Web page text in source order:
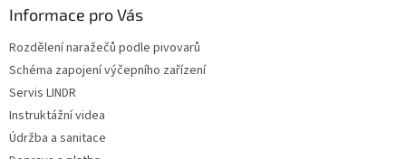
Informace pro Vás
Rozdělení naražečů podle pivovarů
Schéma zapojení výčepního zařízení
Servis LINDR
Instruktážní videa
Údržba a sanitace